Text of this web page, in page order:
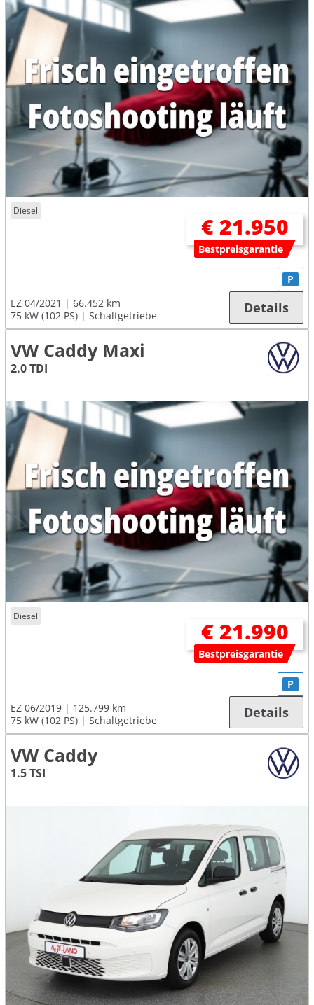
Diesel
€ 21.950
Bestpreisgarantie
EZ 04/2021
66.452 km
75 kW (102 PS)
Schaltgetriebe
P
Details
VW Caddy Maxi
2.0 TDI
Diesel
€ 21.990
Bestpreisgarantie
EZ 06/2019
125.799 km
75 kW (102 PS)
Schaltgetriebe
P
Details
VW Caddy
1.5 TSI